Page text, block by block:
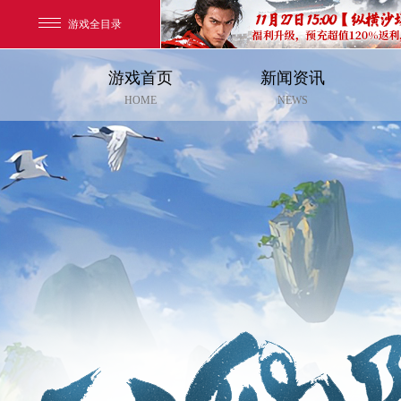
游戏全目录
《勇士ol》预约开启
【西游】神兽版新版
首款骑战回合制端游
玄幻游戏
玄天之剑
猛将OL
游戏首页
HOME
新闻资讯
NEWS